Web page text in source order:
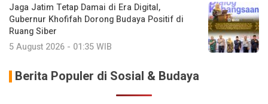
Jaga Jatim Tetap Damai di Era Digital,
Gubernur Khofifah Dorong Budaya Positif di
Ruang Siber
5 August 2026 - 01:35 WIB
Berita Populer di Sosial & Budaya